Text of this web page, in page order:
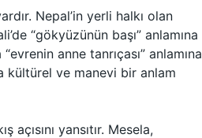
Nepal’in yerli halkı olan
“gökyüzünün başı” anlamına
anne tanrıçası” anlamına
kültürel ve manevi bir anlam
yansıtır. Mesela,